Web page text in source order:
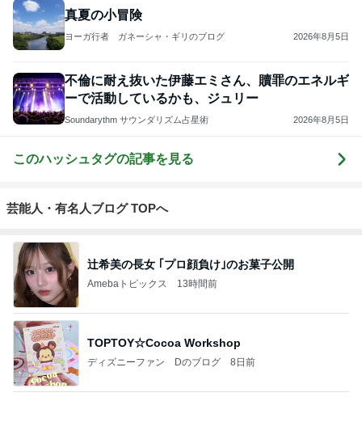
真夏の小冒険
ヨーガ行者 ガネーシャ・ギリのブログ 2026年8月5日
不倫に耐え抜いた伊藤エミさん、贖罪のエネルギ
ーで活動しているかも、ジュリー
Soundarythm サウンダリズム占星術 2026年8月5日
このハッシュタグの記事を見る
芸能人・有名人ブログ TOPへ
辻希美の長女 ｢プロ顔負け｣のお菓子公開
Amebaトピックス 13時間前
TOPTOY☆Cocoa Workshop
ディズニーファン Dのブログ 8日前